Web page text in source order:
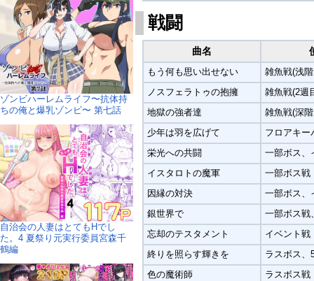
戦闘
曲名
もう何も思い出せない
雑魚戦(浅
ノスフェラトゥの抱擁
雑魚戦(2週
地獄の強者達
雑魚戦(深
少年は羽を広げて
フロアキー
栄光への共闘
一部ボス、
イスタロトの魔軍
一部ボス戦
因縁の対決
一部ボス、
銀世界で
一部ボス戦
忘却のテスタメント
イベント戦
終りを照らす輝きを
ラスボス、
色の魔術師
ラスボス戦
ゾンビハーレムライフ〜抗体持
ちの俺と爆乳ゾンビ〜 第七話
自治会の人妻はとてもHでし
た。4 夏祭り元実行委員宮森千
鶴編